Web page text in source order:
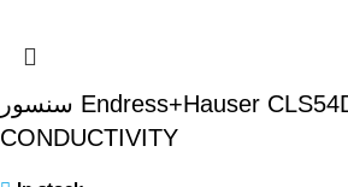
سنسور Endress+Hauser CLS54D
CONDUCTIVITY